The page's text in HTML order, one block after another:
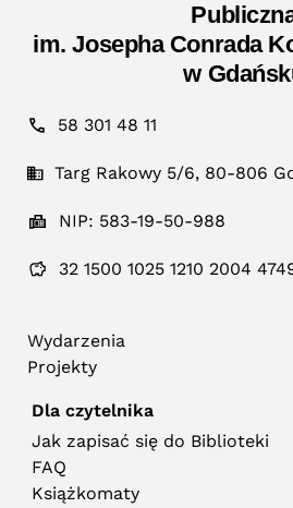
im. Josepha Conrada
w
58 301 48 11
Targ Rakowy 5/6, 80-806
NIP: 583-19-50-988
32 1500 1025 1210 2004
Wydarzenia
Projekty
Dla czytelnika
Jak zapisać się do Biblioteki
FAQ
Książkomaty